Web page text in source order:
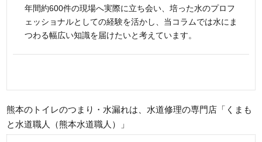
年間約600件の現場へ実際に立ち会い、培った水のプロフ
ェッショナルとしての経験を活かし、当コラムでは水にま
つわる幅広い知識を届けたいと考えています。
熊本のトイレのつまり・水漏れは、水道修理の専門店「くまも
と水道職人（熊本水道職人）」